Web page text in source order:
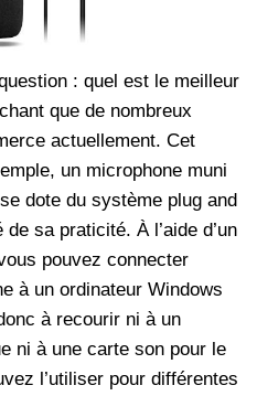
: quel est le meilleur
que de nombreux
actuellement. Cet
un microphone muni
dote du système plug and
sa praticité. À l’aide d’un
pouvez connecter
à un ordinateur Windows
à recourir ni à un
ni à une carte son pour le
l’utiliser pour différentes